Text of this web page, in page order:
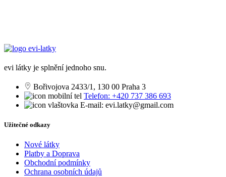
evi látky je splnění jednoho snu.
Bořivojova 2433/1, 130 00 Praha 3
Telefon: +420 737 386 693
E-mail: evi.latky@gmail.com
Užitečné odkazy
Nové látky
Platby a Doprava
Obchodní podmínky
Ochrana osobních údajů